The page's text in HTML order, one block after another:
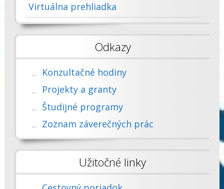
Virtuálna prehliadka
Odkazy
Konzultačné hodiny
Projekty a granty
Študijné programy
Zoznam záverečných prác
Užitočné linky